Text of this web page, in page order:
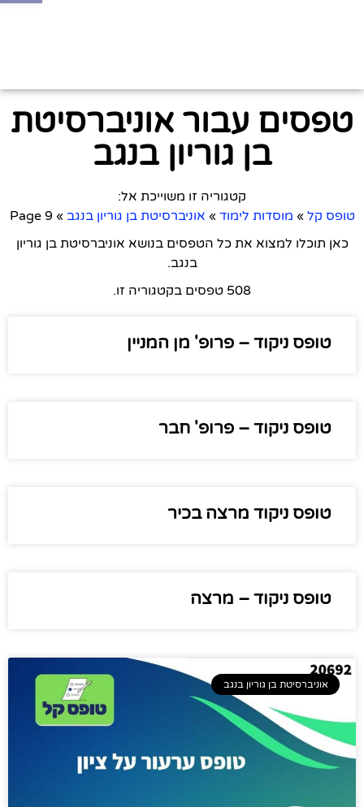
טפסים עבור אוניברסיטת
בן גוריון בנגב
קטגוריה זו משוייכת אל:
טופס קל » מוסדות לימוד » אוניברסיטת בן גוריון בנגב »
כאן תוכלו למצוא את כל הטפסים בנושא אוניברסיטת בן גוריון
בנגב.
508 טפסים בקטגוריה זו.
טופס ניקוד – פרופ' מן המניין
טופס ניקוד – פרופ' חבר
טופס ניקוד מרצה בכיר
טופס ניקוד – מרצה
אוניברסיטת בן גוריון בנגב